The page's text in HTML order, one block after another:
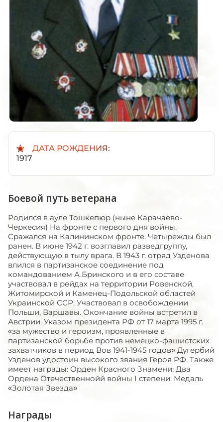
ДАТА РОЖДЕНИЯ:
1917
Боевой путь ветерана
Родился в ауле Тошкепюр (ныне Карачаево-
Черкесия) На фронте с первого дня войны.
Сражался на Калининском фронте. Четырежды был
ранен. В июне 1942 г. возглавил разведгруппу,
действующую в тылу врага. В 1943 г. отряд Узденова
влился в партизанское соединение под
командованием А.Бринского и в его составе
участвовал в рейдах на территории Ровенской,
Житомирской и Каменец-Подольской областей
Украинской ССР. Участвовал в освобождении
Польши, Варшавы. Окончание войны встретил в
Австрии. Указом президента РФ от 17 марта 1995 г.
«за мужество и героизм, проявленные в
партизанской борьбе против немецко-фашистских
захватчиков в период Вов 1941-1945 годов» Дугербий
Узденов удостоин высокого звания Героя РФ. Также
имеет награды: Орден Красного Знамени; Два
Ордена Отечественнойй войны I степени: Медаль
«Золотая Звезда»
Награды